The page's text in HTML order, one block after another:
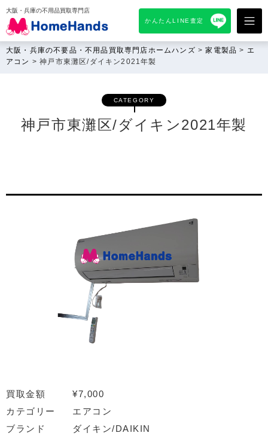
大阪・兵庫の不用品買取専門店
かんたんLINE査定
大阪・兵庫の不要品・不用品買取専門店ホームハンズ >家電製品 > エ
アコン >神戸市東灘区/ダイキン2021年製
CATEGORY
神戸市東灘区/ダイキン2021年製
買取金額
¥7,000
カテゴリー
エアコン
ブランド
ダイキン/DAIKIN